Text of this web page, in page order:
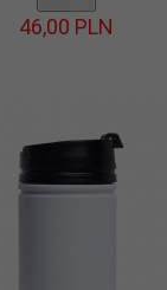
46,00 PLN